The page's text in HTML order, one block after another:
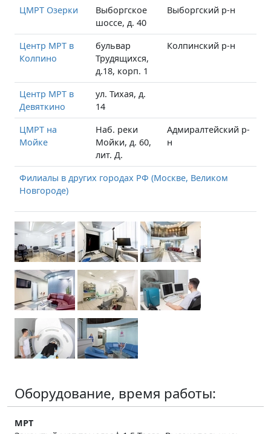
ЦМРТ Озерки
Выборгское
шоссе, д. 40
Выборгский р-н
Центр МРТ в
Колпино
бульвар
Трудящихся,
д.18, корп. 1
Колпинский р-н
Центр МРТ в
Девяткино
ул. Тихая, д.
14
ЦМРТ на
Мойке
Наб. реки
Мойки, д. 60,
лит. Д.
Адмиралтейский р-
н
Филиалы в других городах РФ (Москве, Великом
Новгороде)
Оборудование, время работы:
МРТ